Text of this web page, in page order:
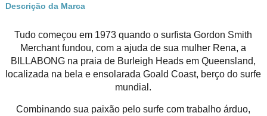
Descrição da Marca
Tudo começou em 1973 quando o surfista Gordon Smith
Merchant fundou, com a ajuda de sua mulher Rena, a
BILLABONG na praia de Burleigh Heads em Queensland,
localizada na bela e ensolarada Goald Coast, berço do surfe
mundial.
Combinando sua paixão pelo surfe com trabalho árduo,